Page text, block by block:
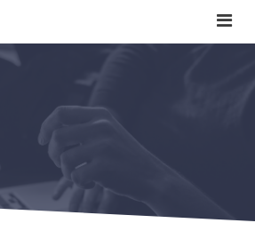
tools reviews
bij jou in de buurt?
Offerte
voor beginners +
Onderzoeken +